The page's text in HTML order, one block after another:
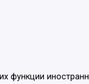
функции